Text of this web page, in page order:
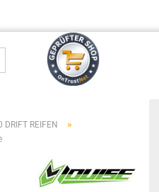
DRIFT REIFEN »